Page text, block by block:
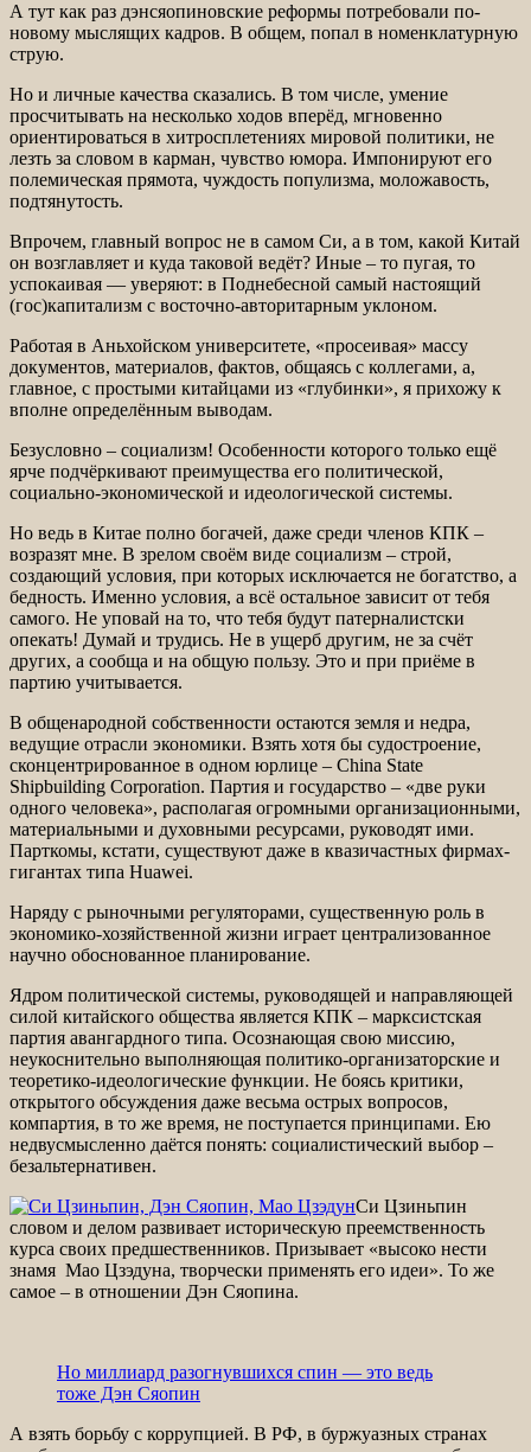
А тут как раз дэнсяопиновские реформы потребовали по-
новому мыслящих кадров. В общем, попал в номенклатурную
струю.
Но и личные качества сказались. В том числе, умение
просчитывать на несколько ходов вперёд, мгновенно
ориентироваться в хитросплетениях мировой политики, не
лезть за словом в карман, чувство юмора. Импонируют его
полемическая прямота, чуждость популизма, моложавость,
подтянутость.
Впрочем, главный вопрос не в самом Си, а в том, какой Китай
он возглавляет и куда таковой ведёт? Иные – то пугая, то
успокаивая — уверяют: в Поднебесной самый настоящий
(гос)капитализм с восточно-авторитарным уклоном.
Работая в Аньхойском университете, «просеивая» массу
документов, материалов, фактов, общаясь с коллегами, а,
главное, с простыми китайцами из «глубинки», я прихожу к
вполне определённым выводам.
Безусловно – социализм! Особенности которого только ещё
ярче подчёркивают преимущества его политической,
социально-экономической и идеологической системы.
Но ведь в Китае полно богачей, даже среди членов КПК –
возразят мне. В зрелом своём виде социализм – строй,
создающий условия, при которых исключается не богатство, а
бедность. Именно условия, а всё остальное зависит от тебя
самого. Не уповай на то, что тебя будут патерналистски
опекать! Думай и трудись. Не в ущерб другим, не за счёт
других, а сообща и на общую пользу. Это и при приёме в
партию учитывается.
В общенародной собственности остаются земля и недра,
ведущие отрасли экономики. Взять хотя бы судостроение,
сконцентрированное в одном юрлице – China State
Shipbuilding Corporation. Партия и государство – «две руки
одного человека», располагая огромными организационными,
материальными и духовными ресурсами, руководят ими.
Парткомы, кстати, существуют даже в квазичастных фирмах-
гигантах типа Huawei.
Наряду с рыночными регуляторами, существенную роль в
экономико-хозяйственной жизни играет централизованное
научно обоснованное планирование.
Ядром политической системы, руководящей и направляющей
силой китайского общества является КПК – марксистская
партия авангардного типа. Осознающая свою миссию,
неукоснительно выполняющая политико-организаторские и
теоретико-идеологические функции. Не боясь критики,
открытого обсуждения даже весьма острых вопросов,
компартия, в то же время, не поступается принципами. Ею
недвусмысленно даётся понять: социалистический выбор –
безальтернативен.
Си Цзиньпин
словом и делом развивает историческую преемственность
курса своих предшественников. Призывает «высоко нести
знамя Мао Цзэдуна, творчески применять его идеи». То же
самое – в отношении Дэн Сяопина.
Но миллиард разогнувшихся спин — это ведь
тоже Дэн Сяопин
А взять борьбу с коррупцией. В РФ, в буржуазных странах